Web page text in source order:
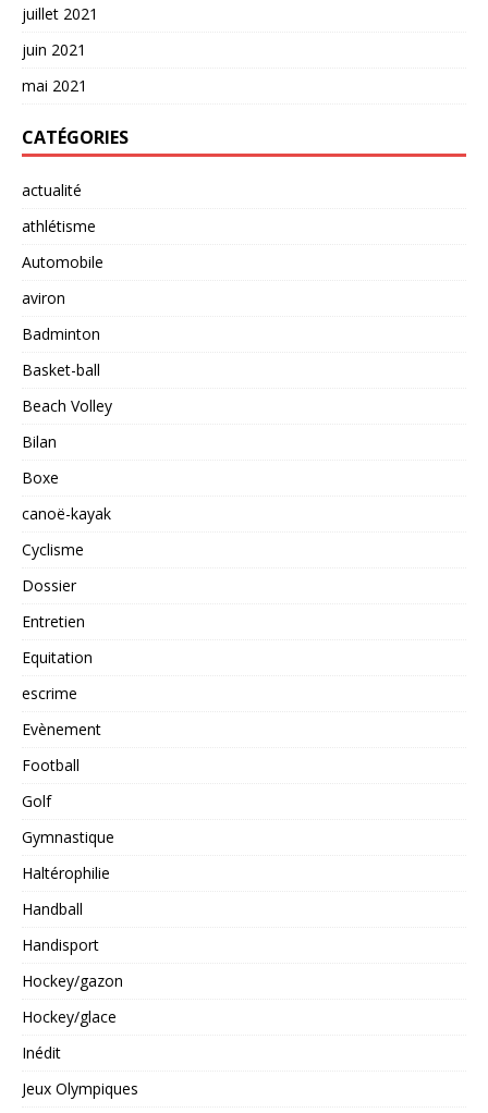
juillet 2021
juin 2021
mai 2021
CATÉGORIES
actualité
athlétisme
Automobile
aviron
Badminton
Basket-ball
Beach Volley
Bilan
Boxe
canoë-kayak
Cyclisme
Dossier
Entretien
Equitation
escrime
Evènement
Football
Golf
Gymnastique
Haltérophilie
Handball
Handisport
Hockey/gazon
Hockey/glace
Inédit
Jeux Olympiques